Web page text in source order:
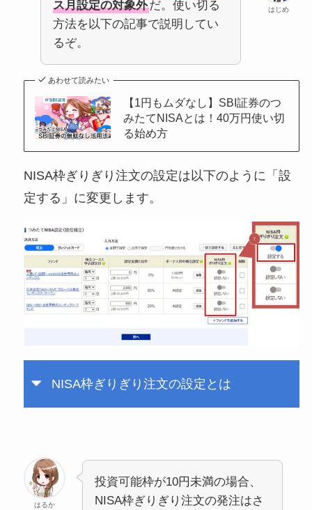
はじめ
ス月設定の対象外だ。使い切る
方法を以下の記事で説明してい
るぞ。
あわせて読みたい
【1円もムダなし】SBI証券のつ
みたてNISAとは！40万円使い切
る始め方
NISA枠ぎりぎり注文の設定は以下のように「設
定する」に変更します。
NISA枠ぎりぎり注文の設定とは
はるか
投資可能枠が10円未満の場合、
NISA枠ぎりぎり注文の発注はさ